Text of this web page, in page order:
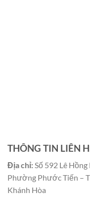
THÔNG TIN LIÊN
Địa chỉ:Số 592 Lê
Phường Phước Tiến –
Khánh Hòa